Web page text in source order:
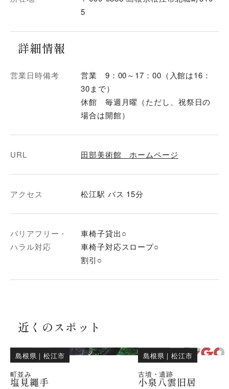
5
詳細情報
営業日時備考
営業 9：00～17：00（入館は16：
30まで）
休館 毎週月曜（ただし、祝祭日の
場合は開館）
URL 田部美術館 ホームページ
アクセス 松江駅 バス 15分
バリアフリー・
ハラル対応
車椅子貸出○
車椅子対応スロープ○
割引○
近くのスポット
島根県 ｜松江市
町並み
塩見繩手
島根県 ｜松江市
古墳・遺跡
小泉八雲旧居